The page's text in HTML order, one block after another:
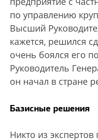
по управлению
Высший
кажется, решился
очень боялся его
Руководитель
он начал в стране
Базисные решения
Никто из